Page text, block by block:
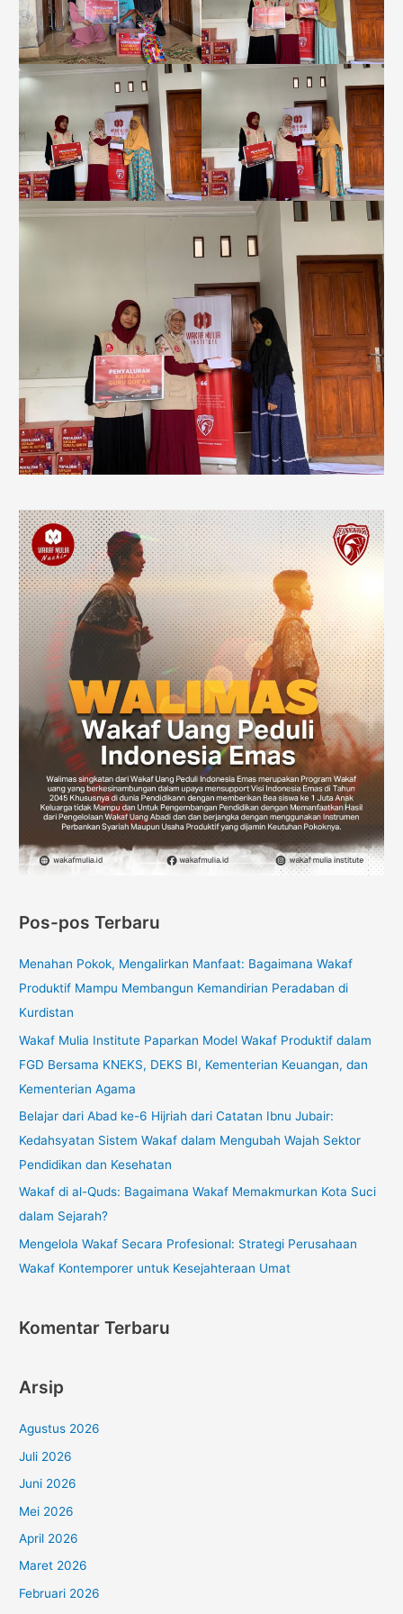
Pos-pos Terbaru
Menahan Pokok, Mengalirkan Manfaat: Bagaimana Wakaf
Produktif Mampu Membangun Kemandirian Peradaban di
Kurdistan
Wakaf Mulia Institute Paparkan Model Wakaf Produktif dalam
FGD Bersama KNEKS, DEKS BI, Kementerian Keuangan, dan
Kementerian Agama
Belajar dari Abad ke-6 Hijriah dari Catatan Ibnu Jubair:
Kedahsyatan Sistem Wakaf dalam Mengubah Wajah Sektor
Pendidikan dan Kesehatan
Wakaf di al-Quds: Bagaimana Wakaf Memakmurkan Kota Suci
dalam Sejarah?
Mengelola Wakaf Secara Profesional: Strategi Perusahaan
Wakaf Kontemporer untuk Kesejahteraan Umat
Komentar Terbaru
Arsip
Agustus 2026
Juli 2026
Juni 2026
Mei 2026
April 2026
Maret 2026
Februari 2026